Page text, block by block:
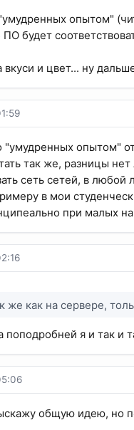
опытом"
будет
и цвет... ну
"умудренных опытом"
так же, разницы
сеть сетей, в любой
в мои
при малых
же как на сервере,
поподробней я и так и
общую идею, но